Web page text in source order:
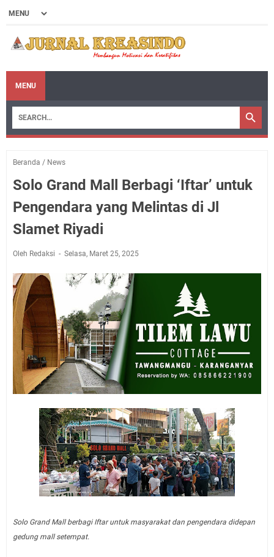
MENU
Beranda / News
Solo Grand Mall Berbagi ‘Iftar’ untuk
Pengendara yang Melintas di Jl
Slamet Riyadi
Oleh Redaksi Selasa, Maret 25, 2025
Solo Grand Mall berbagi Iftar untuk masyarakat dan pengendara didepan
gedung mall setempat.